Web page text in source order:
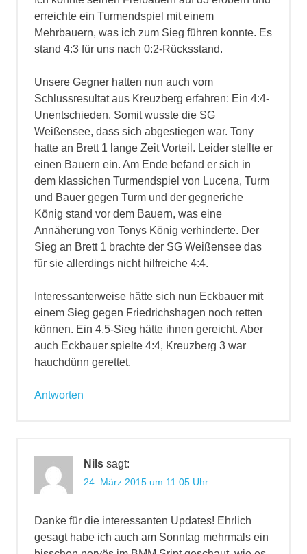
erreichte ein Turmendspiel mit einem
Mehrbauern, was ich zum Sieg führen konnte. Es
stand 4:3 für uns nach 0:2-Rücksstand.
Unsere Gegner hatten nun auch vom
Schlussresultat aus Kreuzberg erfahren: Ein 4:4-
Unentschieden. Somit wusste die SG
Weißensee, dass sich abgestiegen war. Tony
hatte an Brett 1 lange Zeit Vorteil. Leider stellte er
einen Bauern ein. Am Ende befand er sich in
dem klassichen Turmendspiel von Lucena, Turm
und Bauer gegen Turm und der gegneriche
König stand vor dem Bauern, was eine
Annäherung von Tonys König verhinderte. Der
Sieg an Brett 1 brachte der SG Weißensee das
für sie allerdings nicht hilfreiche 4:4.
Interessanterweise hätte sich nun Eckbauer mit
einem Sieg gegen Friedrichshagen noch retten
können. Ein 4,5-Sieg hätte ihnen gereicht. Aber
auch Eckbauer spielte 4:4, Kreuzberg 3 war
hauchdünn gerettet.
Antworten
Nils sagt:
24. März 2015 um 11:05 Uhr
Danke für die interessanten Updates! Ehrlich
gesagt habe ich auch am Sonntag mehrmals ein